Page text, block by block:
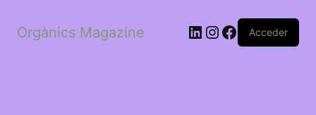
Orgànics Magazine LinkedIn
Instagram
Facebook
Acceder